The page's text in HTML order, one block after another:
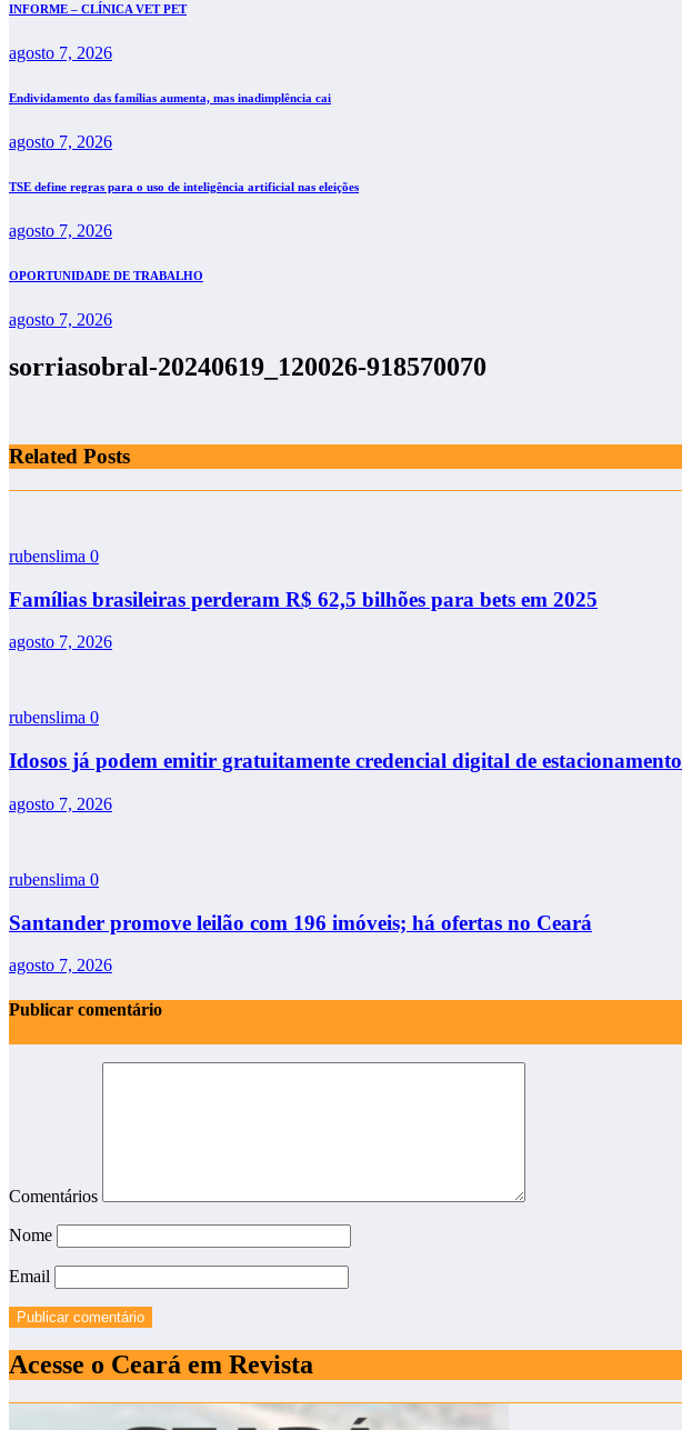
INFORME – CLÍNICA VET PET
agosto 7, 2026
Endividamento das famílias aumenta, mas inadimplência cai
agosto 7, 2026
TSE define regras para o uso de inteligência artificial nas eleições
agosto 7, 2026
OPORTUNIDADE DE TRABALHO
agosto 7, 2026
sorriasobral-20240619_120026-918570070
Related Posts
rubenslima 0
Famílias brasileiras perderam R$ 62,5 bilhões para bets em 2025
agosto 7, 2026
rubenslima 0
Idosos já podem emitir gratuitamente credencial digital de estacionamento
agosto 7, 2026
rubenslima 0
Santander promove leilão com 196 imóveis; há ofertas no Ceará
agosto 7, 2026
Publicar comentário
Comentários
Nome
Email
Acesse o Ceará em Revista